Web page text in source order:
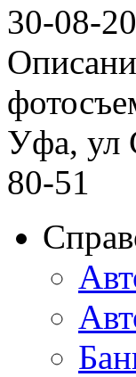
30-08-
Уфа, ул
80-51